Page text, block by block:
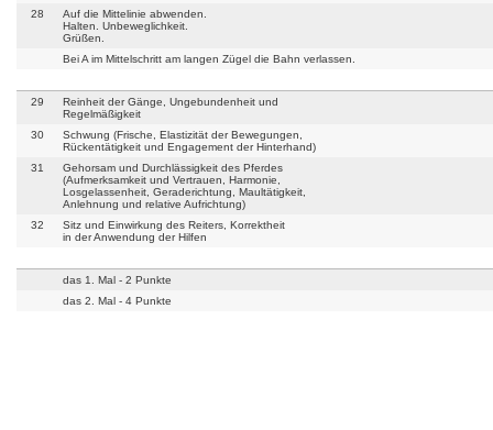
28
Auf die Mittelinie abwenden.
Halten. Unbeweglichkeit.
Grüßen.
Bei A im Mittelschritt am langen Zügel die Bahn verlassen.
29
Reinheit der Gänge, Ungebundenheit und
Regelmäßigkeit
30
Schwung (Frische, Elastizität der Bewegungen,
Rückentätigkeit und Engagement der Hinterhand)
31
Gehorsam und Durchlässigkeit des Pferdes
(Aufmerksamkeit und Vertrauen, Harmonie,
Losgelassenheit, Geraderichtung, Maultätigkeit,
Anlehnung und relative Aufrichtung)
32
Sitz und Einwirkung des Reiters, Korrektheit
in der Anwendung der Hilfen
das 1. Mal - 2 Punkte
das 2. Mal - 4 Punkte